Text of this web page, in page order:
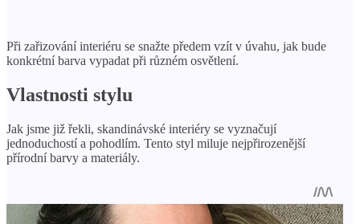
Při zařizování interiéru se snažte předem vzít v úvahu, jak bude
konkrétní barva vypadat při různém osvětlení.
Vlastnosti stylu
Jak jsme již řekli, skandinávské interiéry se vyznačují
jednoduchostí a pohodlím. Tento styl miluje nejpřirozenější
přírodní barvy a materiály.